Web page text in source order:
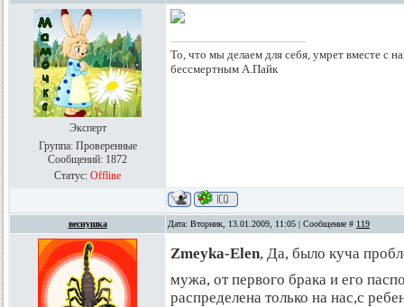
Эксперт
Группа: Проверенные
Сообщений: 1872
Статус: Offline
То, что мы делаем для себя, умрет вместе с
бессмертным А.Пайк
веснушка Дата: Вторник, 13.01.2009, 11:05 | Сообщение # 119
Zmeyka-Elen, Да, было куча
мужа, от первого брака и его
распределена только на нас,с